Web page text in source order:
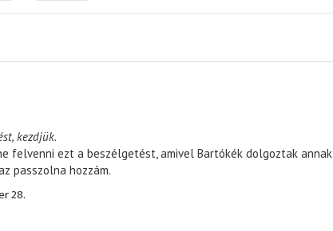
kezdjük.
felvenni ezt a beszélgetést, amivel Bartókék dolgoztak annak
passzolna hozzám.
28.